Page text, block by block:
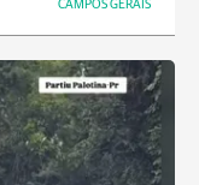
CAMPOS GERAIS